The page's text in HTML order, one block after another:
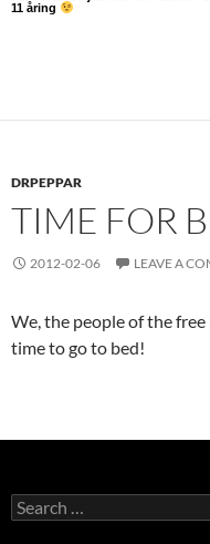
11 åring
DRPEPPAR
TIME FOR
2012-02-06 LEAVE A
We, the people of the free
time to go to bed!
Search
for: